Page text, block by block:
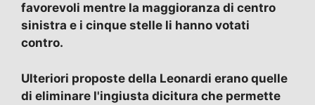
favorevoli mentre la maggioranza di centro
sinistra e i cinque stelle li hanno votati
contro.
Ulteriori proposte della Leonardi erano quelle
di eliminare l'ingiusta dicitura che permette